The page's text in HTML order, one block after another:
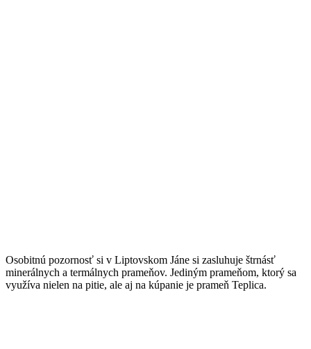
Osobitnú pozornosť si v Liptovskom Jáne si zasluhuje štrnásť
minerálnych a termálnych prameňov. Jediným prameňom, ktorý sa
využíva nielen na pitie, ale aj na kúpanie je prameň Teplica.